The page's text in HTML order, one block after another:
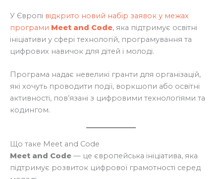
У Європі відкрито новий набір заявок у межах
програми Meet and Code, яка підтримує освітні
ініціативи у сфері технологій, програмування та
цифрових навичок для дітей і молоді.
Програма надає невеликі гранти для організацій,
які хочуть проводити події, воркшопи або освітні
активності, пов’язані з цифровими технологіями та
кодингом.
Що таке Meet and Code
Meet and Code — це європейська ініціатива, яка
підтримує розвиток цифрової грамотності серед